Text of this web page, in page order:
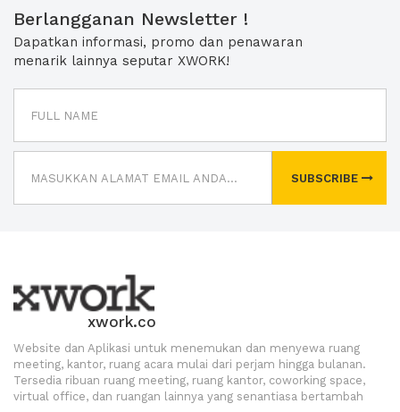
Berlangganan Newsletter !
Dapatkan informasi, promo dan penawaran
menarik lainnya seputar XWORK!
SUBSCRIBE
xwork.co
Website dan Aplikasi untuk menemukan dan menyewa ruang
meeting, kantor, ruang acara mulai dari perjam hingga bulanan.
Tersedia ribuan ruang meeting, ruang kantor, coworking space,
virtual office, dan ruangan lainnya yang senantiasa bertambah